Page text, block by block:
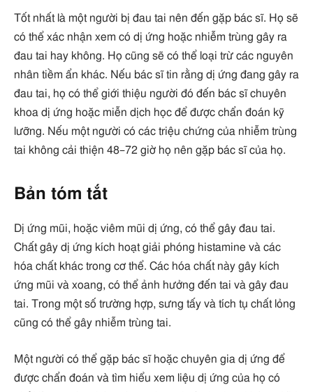
Tốt nhất là một người bị đau tai nên đến gặp bác sĩ. Họ sẽ
có thể xác nhận xem có dị ứng hoặc nhiễm trùng gây ra
đau tai hay không. Họ cũng sẽ có thể loại trừ các nguyên
nhân tiềm ẩn khác. Nếu bác sĩ tin rằng dị ứng đang gây ra
đau tai, họ có thể giới thiệu người đó đến bác sĩ chuyên
khoa dị ứng hoặc miễn dịch học để được chẩn đoán kỹ
lưỡng. Nếu một người có các triệu chứng của nhiễm trùng
tai không cải thiện 48–72 giờ họ nên gặp bác sĩ của họ.
Bản tóm tắt
Dị ứng mũi, hoặc viêm mũi dị ứng, có thể gây đau tai.
Chất gây dị ứng kích hoạt giải phóng histamine và các
hóa chất khác trong cơ thể. Các hóa chất này gây kích
ứng mũi và xoang, có thể ảnh hưởng đến tai và gây đau
tai. Trong một số trường hợp, sưng tấy và tích tụ chất lỏng
cũng có thể gây nhiễm trùng tai.
Một người có thể gặp bác sĩ hoặc chuyên gia dị ứng để
được chẩn đoán và tìm hiểu xem liệu dị ứng của họ có